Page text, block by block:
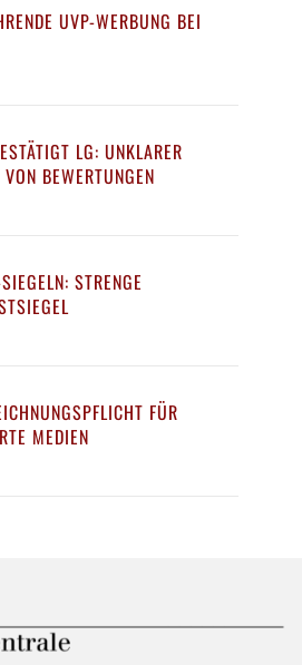
UVP-WERBUNG BEI
LG: UNKLARER
BEWERTUNGEN
STRENGE
FÜR
MEDIEN